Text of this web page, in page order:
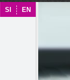
SI EN